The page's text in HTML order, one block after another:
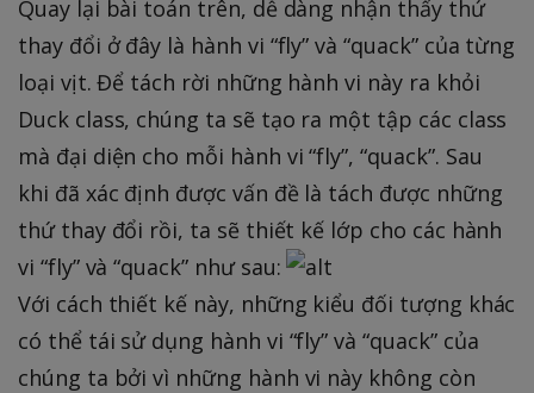
Quay lại bài toán trên, dễ dàng nhận thấy thứ
thay đổi ở đây là hành vi “fly” và “quack” của từng
loại vịt. Để tách rời những hành vi này ra khỏi
Duck class, chúng ta sẽ tạo ra một tập các class
mà đại diện cho mỗi hành vi “fly”, “quack”. Sau
khi đã xác định được vấn đề là tách được những
thứ thay đổi rồi, ta sẽ thiết kế lớp cho các hành
vi “fly” và “quack” như sau:
Với cách thiết kế này, những kiểu đối tượng khác
có thể tái sử dụng hành vi “fly” và “quack” của
chúng ta bởi vì những hành vi này không còn